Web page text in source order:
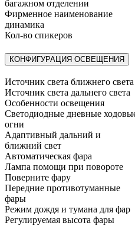
багажном отделении
Фирменное наименование
динамика
Кол-во спикеров
КОНФИГУРАЦИЯ ОСВЕЩЕНИЯ
Источник света ближнего света
Источник света дальнего света
Особенности освещения
Светодиодные дневные
огни
Адаптивный дальний и
ближний свет
Автоматическая фара
Лампа помощи при повороте
Поверните фару
Передние противотуманные
фары
Режим дождя и тумана для фар
Регулируемая высота фары